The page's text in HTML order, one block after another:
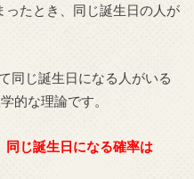
たとき、同じ誕生日の人が
同じ誕生日になる人がいる
的な理論です。
同じ誕生日になる確率は